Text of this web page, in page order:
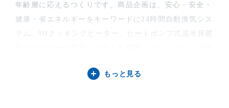
年齢層に応えるつくりです。商品企画は、安心・安全・
健康・省エネルギーをキーワードに24時間自動換気シス
テム、IHクッキングヒーター、ヒートポンプ式温水床暖
ほか、共用部の防犯カメラやエントランスのダブルオー
もっと見る